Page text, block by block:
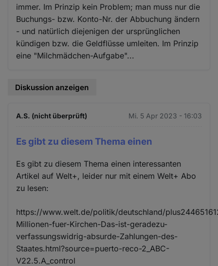
immer. Im Prinzip kein Problem; man muss nur die
Buchungs- bzw. Konto-Nr. der Abbuchung ändern
- und natürlich diejenigen der ursprünglichen
kündigen bzw. die Geldflüsse umleiten. Im Prinzip
eine "Milchmädchen-Aufgabe"...
Diskussion anzeigen
A.S. (nicht überprüft) Mi. 5 Apr 2023 - 16:03
Es gibt zu diesem Thema einen
Es gibt zu diesem Thema einen interessanten
Artikel auf Welt+, leider nur mit einem Welt+ Abo
zu lesen:
https://www.welt.de/politik/deutschland/
Millionen-fuer-Kirchen-Das-ist-geradezu-
verfassungswidrig-absurde-Zahlungen-des-
Staates.html?source=puerto-reco-2_ABC-
V22.5.A_control